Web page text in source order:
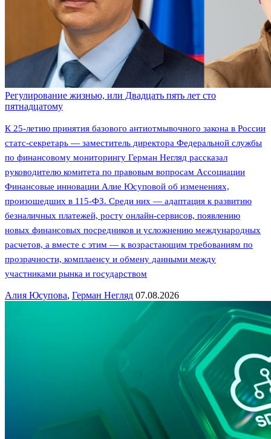
Регулирование жизнью, или Двадцать пять лет сто
пятнадцатому
К 25-летию принятия базового антиотмывочного закона в России
статс-секретарь — заместитель директора Федеральной службы
по финансовому мониторингу Герман Негляд рассказал
руководителю комитета по правовым вопросам Ассоциации
Финансовые инновации Алие Юсуповой об изменениях,
произошедших в 115-ФЗ. Среди них — адаптация к развитию
безналичных платежей, росту онлайн-сервисов, появлению
новых финансовых посредников и усложнению международных
расчетов, а вместе с этим — к возрастающим требованиям по
прозрачности, комплаенсу и обмену данными между
участниками рынка и государством
Алия Юсупова, Герман Негляд 07.08.2026